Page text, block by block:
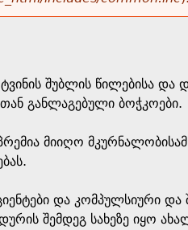
შუბლის წილებისა და
განლაგებული ბოჭკოები.
მიიღო
და კომპულსიური
შემდეგ სახეზე იყო